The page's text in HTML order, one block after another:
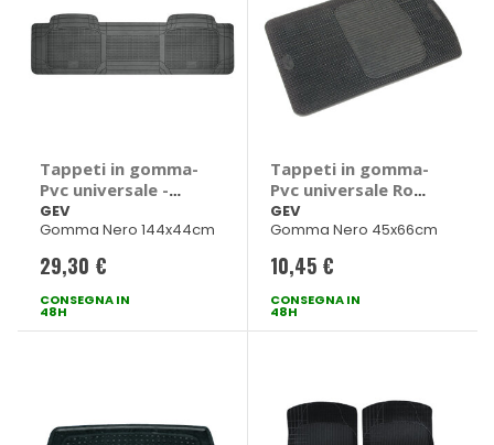
Tappeti in gomma-
Pvc universale -
GEV
GEV
Gomma Nero 144x44cm
29,30 €
CONSEGNA IN
48H
Tappeti in gomma-
Pvc universale Rock
- GEV
GEV
Gomma Nero 45x66cm
10,45 €
CONSEGNA IN
48H